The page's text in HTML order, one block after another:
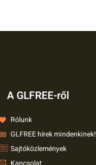
A GLFREE-ről
Rólunk
GLFREE hírek mindenkinek!
Sajtóközlemények